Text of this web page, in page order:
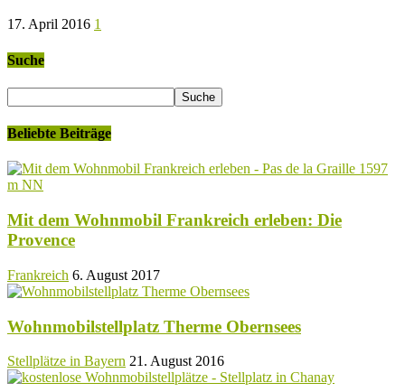
17. April 2016 1
Suche
Beliebte Beiträge
Mit dem Wohnmobil Frankreich erleben: Die
Provence
Frankreich 6. August 2017
Wohnmobilstellplatz Therme Obernsees
Stellplätze in Bayern 21. August 2016